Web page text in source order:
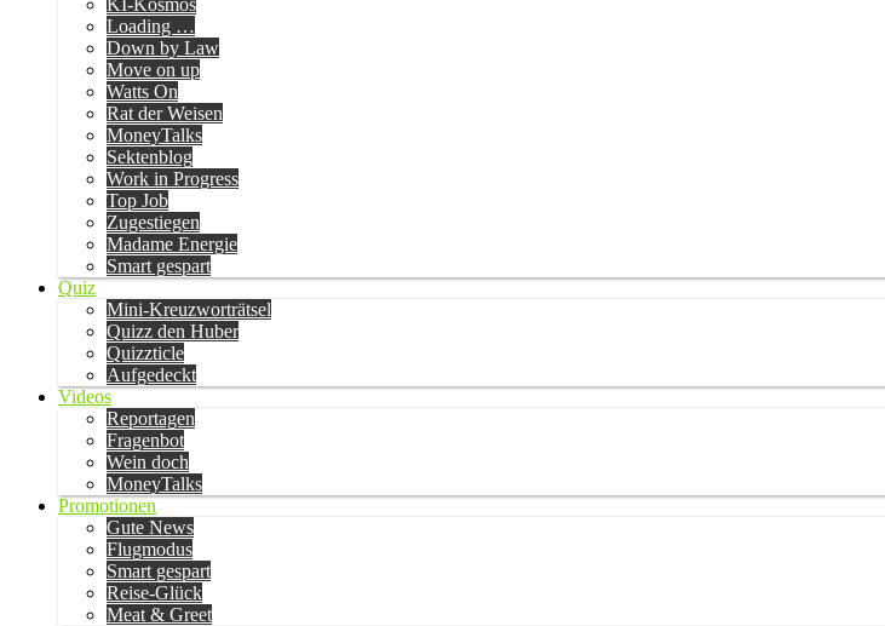
KI-Kosmos
Loading …
Down by Law
Move on up
Watts On
Rat der Weisen
MoneyTalks
Sektenblog
Work in Progress
Top Job
Zugestiegen
Madame Energie
Smart gespart
Quiz
Mini-Kreuzworträtsel
Quizz den Huber
Quizzticle
Aufgedeckt
Videos
Reportagen
Fragenbot
Wein doch
MoneyTalks
Promotionen
Gute News
Flugmodus
Smart gespart
Reise-Glück
Meat & Greet